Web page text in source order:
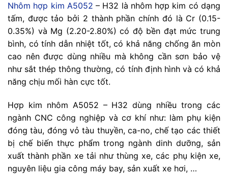
Nhôm hợp kim A5052 – H32 là nhôm hợp kim có dạng
tấm, được tảo bởi 2 thành phần chính đó là Cr (0.15-
0.35%) và Mg (2.20-2.80%) có độ bền đạt mức trung
bình, có tính dẫn nhiệt tốt, có khả năng chống ăn mòn
cao nên được dùng nhiều mà không cần sơn bảo vệ
như sắt thép thông thường, có tính định hình và có khả
năng chịu mối hàn cực tốt.
Hợp kim nhôm A5052 – H32 dùng nhiều trong các
ngành CNC công nghiệp và cơ khí như: làm phụ kiện
đóng tàu, đóng vỏ tàu thuyền, ca-no, chế tạo các thiết
bị chế biến thực phẩm trong ngành dinh dưỡng, sản
xuất thành phần xe tải như thùng xe, các phụ kiện xe,
nguyên liệu gia công máy bay, sản xuất xe hơi, …